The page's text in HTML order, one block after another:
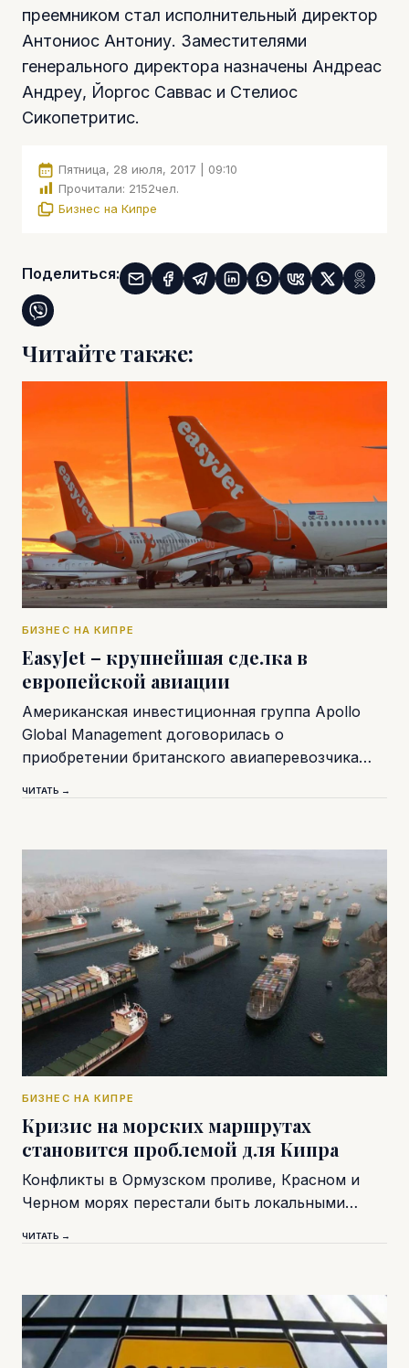
преемником стал исполнительный директор
Антониос Антониу. Заместителями
генерального директора назначены Андреас
Андреу, Йоргос Саввас и Стелиос
Сикопетритис.
Пятница, 28 июля, 2017 | 09:10
Прочитали: 2152чел.
Бизнес на Кипре
Поделиться:
Читайте также:
БИЗНЕС НА КИПРЕ
EasyJet – крупнейшая сделка в
европейской авиации
Американская инвестиционная группа Apollo
Global Management договорилась о
приобретении британского авиаперевозчика…
ЧИТАТЬ →
БИЗНЕС НА КИПРЕ
Кризис на морских маршрутах
становится проблемой для Кипра
Конфликты в Ормузском проливе, Красном и
Черном морях перестали быть локальными…
ЧИТАТЬ →